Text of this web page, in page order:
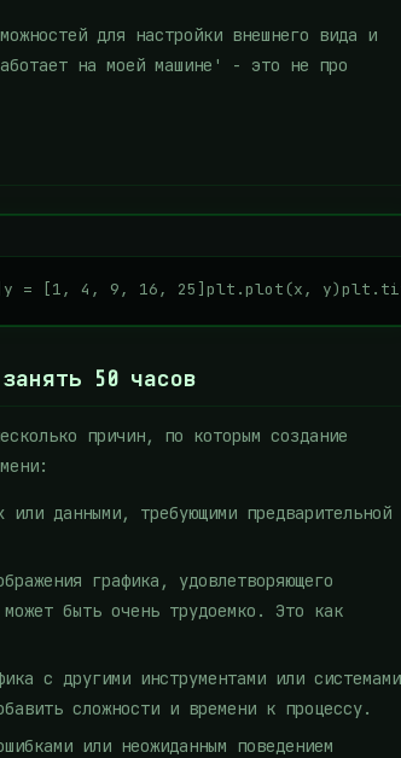
для настройки внешнего вида и
на моей машине' - это не про
= [1, 4, 9, 16, 25]plt.plot(x,
50 часов
причин, по которым создание
данными, требующими предварительной
графика, удовлетворяющего
быть очень трудоемко. Это как
с другими инструментами или
сложности и времени к процессу.
или неожиданным поведением